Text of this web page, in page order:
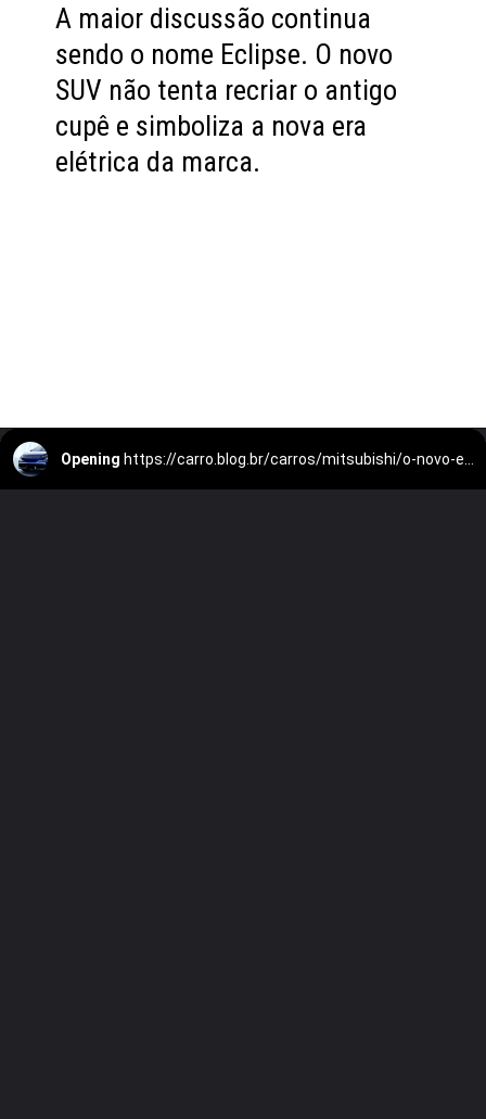
A maior discussão continua
sendo o nome Eclipse. O novo
SUV não tenta recriar o antigo
cupê e simboliza a nova era
elétrica da marca.
Opening